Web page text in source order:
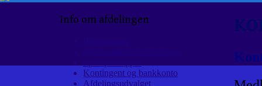
Info om afdelingen
Kontingent og bankkonto
Afdelingsudvalget